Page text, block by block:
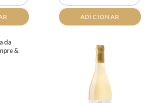
ADICIONAR